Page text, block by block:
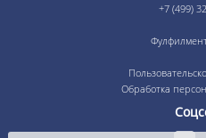
+7 (499)
Обработка